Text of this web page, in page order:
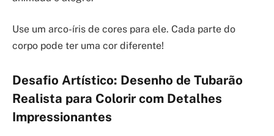
Use um arco-íris de cores para ele. Cada parte do
corpo pode ter uma cor diferente!
Desafio Artístico: Desenho de Tubarão
Realista para Colorir com Detalhes
Impressionantes